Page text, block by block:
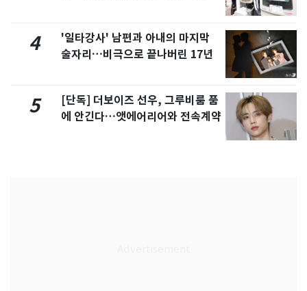
4
'일타강사' 남편과 아내의 마지막
술자리…비극으로 끝나버린 17년
5
[단독] 더보이즈 선우, 그루비룸 품
에 안긴다…앳에어리어와 전속계약